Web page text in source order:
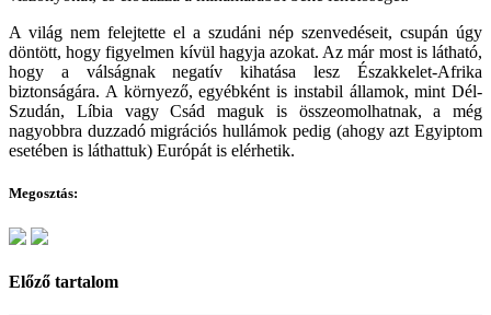
A világ nem felejtette el a szudáni nép szenvedéseit, csupán úgy
döntött, hogy figyelmen kívül hagyja azokat. Az már most is látható,
hogy a válságnak negatív kihatása lesz Északkelet-Afrika
biztonságára. A környező, egyébként is instabil államok, mint Dél-
Szudán, Líbia vagy Csád maguk is összeomolhatnak, a még
nagyobbra duzzadó migrációs hullámok pedig (ahogy azt Egyiptom
esetében is láthattuk) Európát is elérhetik.
Megosztás:
Előző tartalom